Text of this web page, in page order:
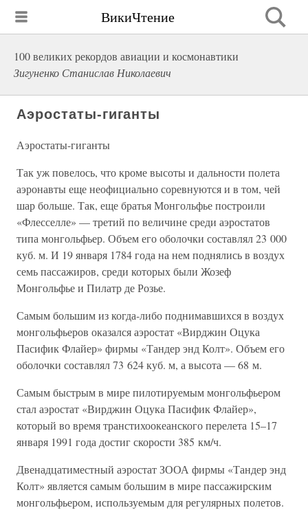
ВикиЧтение
100 великих рекордов авиации и космонавтики
Зигуненко Станислав Николаевич
Аэростаты-гиганты
Аэростаты-гиганты
Так уж повелось, что кроме высоты и дальности полета
аэронавты еще неофициально соревнуются и в том, чей
шар больше. Так, еще братья Монгольфье построили
«Флесселле» — третий по величине среди аэростатов
типа монгольфьер. Объем его оболочки составлял 23 000
куб. м. И 19 января 1784 года на нем поднялись в воздух
семь пассажиров, среди которых были Жозеф
Монгольфье и Пилатр де Розье.
Самым большим из когда-либо поднимавшихся в воздух
монгольфьеров оказался аэростат «Вирджин Оцука
Пасифик Флайер» фирмы «Тандер энд Колт». Объем его
оболочки составлял 73 624 куб. м, а высота — 68 м.
Самым быстрым в мире пилотируемым монгольфьером
стал аэростат «Вирджин Оцука Пасифик Флайер»,
который во время транстихоокеанского перелета 15–17
января 1991 года достиг скорости 385 км/ч.
Двенадцатиместный аэростат ЗООА фирмы «Тандер энд
Колт» является самым большим в мире пассажирским
монгольфьером, используемым для регулярных полетов.